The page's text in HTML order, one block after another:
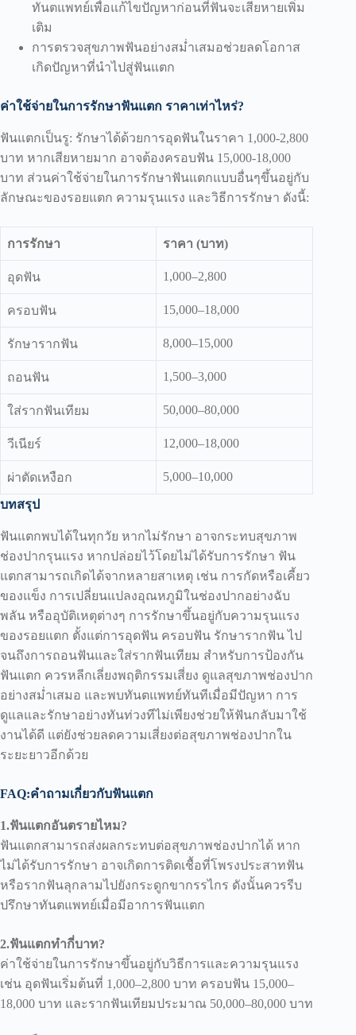
ทันตแพทย์เพื่อแก้ไขปัญหาก่อนที่ฟันจะเสียหายเพิ่ม
เติม
การตรวจสุขภาพฟันอย่างสม่ำเสมอช่วยลดโอกาส
เกิดปัญหาที่นำไปสู่ฟันแตก
ค่าใช้จ่ายในการรักษาฟันแตก ราคาเท่าไหร่?
ฟันแตกเป็นรู: รักษาได้ด้วยการอุดฟันในราคา 1,000-2,800
บาท หากเสียหายมาก อาจต้องครอบฟัน 15,000-18,000
บาท ส่วนค่าใช้จ่ายในการรักษาฟันแตกแบบอื่นๆขึ้นอยู่กับ
ลักษณะของรอยแตก ความรุนแรง และวิธีการรักษา ดังนี้:
การรักษา ราคา (บาท)
อุดฟัน 1,000–2,800
ครอบฟัน 15,000–18,000
รักษารากฟัน 8,000–15,000
ถอนฟัน 1,500–3,000
ใส่รากฟันเทียม 50,000–80,000
วีเนียร์ 12,000–18,000
ผ่าตัดเหงือก 5,000–10,000
บทสรุป
ฟันแตกพบได้ในทุกวัย หากไม่รักษา อาจกระทบสุขภาพ
ช่องปากรุนแรง หากปล่อยไว้โดยไม่ได้รับการรักษา ฟัน
แตกสามารถเกิดได้จากหลายสาเหตุ เช่น การกัดหรือเคี้ยว
ของแข็ง การเปลี่ยนแปลงอุณหภูมิในช่องปากอย่างฉับ
พลัน หรืออุบัติเหตุต่างๆ การรักษาขึ้นอยู่กับความรุนแรง
ของรอยแตก ตั้งแต่การอุดฟัน ครอบฟัน รักษารากฟัน ไป
จนถึงการถอนฟันและใส่รากฟันเทียม สำหรับการป้องกัน
ฟันแตก ควรหลีกเลี่ยงพฤติกรรมเสี่ยง ดูแลสุขภาพช่องปาก
อย่างสม่ำเสมอ และพบทันตแพทย์ทันทีเมื่อมีปัญหา การ
ดูแลและรักษาอย่างทันท่วงทีไม่เพียงช่วยให้ฟันกลับมาใช้
งานได้ดี แต่ยังช่วยลดความเสี่ยงต่อสุขภาพช่องปากใน
ระยะยาวอีกด้วย
FAQ:คำถามเกี่ยวกับฟันแตก
1.ฟันแตกอันตรายไหม?
ฟันแตกสามารถส่งผลกระทบต่อสุขภาพช่องปากได้ หาก
ไม่ได้รับการรักษา อาจเกิดการติดเชื้อที่โพรงประสาทฟัน
หรือรากฟันลุกลามไปยังกระดูกขากรรไกร ดังนั้นควรรีบ
ปรึกษาทันตแพทย์เมื่อมีอาการฟันแตก
2.ฟันแตกทำกี่บาท?
ค่าใช้จ่ายในการรักษาขึ้นอยู่กับวิธีการและความรุนแรง
เช่น อุดฟันเริ่มต้นที่ 1,000–2,800 บาท ครอบฟัน 15,000–
18,000 บาท และรากฟันเทียมประมาณ 50,000–80,000 บาท